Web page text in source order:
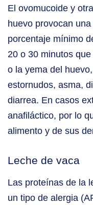
El ovomucoide y
huevo provocan
porcentaje mínimo
20 o 30 minutos
o la yema del
estornudos, asma,
diarrea. En casos
anafiláctico, por lo
alimento y de sus
Leche de vaca
Las proteínas de la
un tipo de alergia